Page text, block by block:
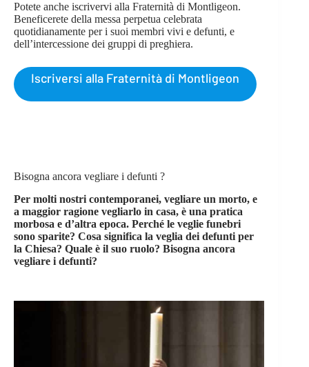
Potete anche iscrivervi alla Fraternità di Montligeon.
Beneficerete della messa perpetua celebrata
quotidianamente per i suoi membri vivi e defunti, e
dell’intercessione dei gruppi di preghiera.
Iscriversi alla Fraternità di Montligeon
Bisogna ancora vegliare i defunti ?
Per molti nostri contemporanei, vegliare un morto, e
a maggior ragione vegliarlo in casa, è una pratica
morbosa e d’altra epoca. Perché le veglie funebri
sono sparite? Cosa significa la veglia dei defunti per
la Chiesa? Quale è il suo ruolo? Bisogna ancora
vegliare i defunti?